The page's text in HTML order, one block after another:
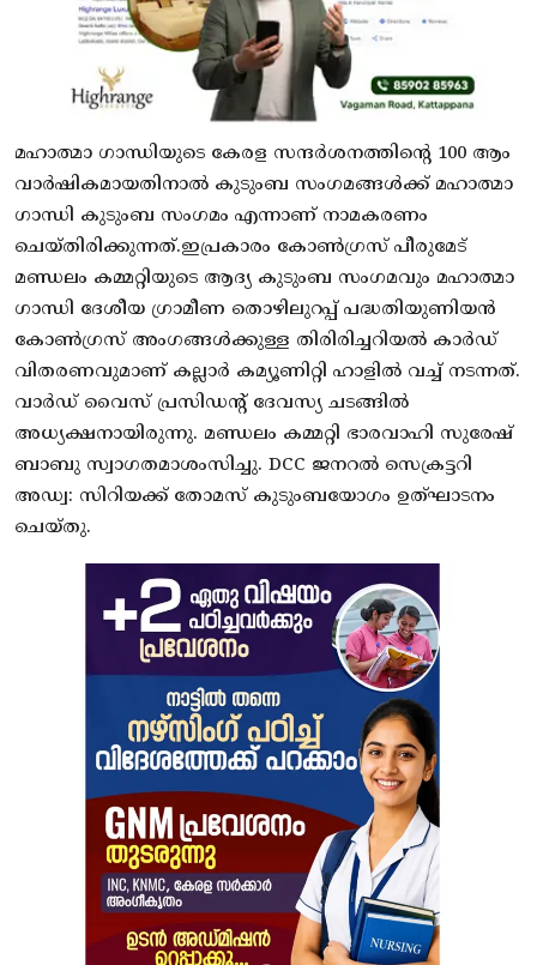
മഹാത്മാ ഗാന്ധിയുടെ കേരള സന്ദർശനത്തിന്റെ 100 ആം
വാർഷികമായതിനാൽ കുടുംബ സംഗമങ്ങൾക്ക് മഹാത്മാ
ഗാന്ധി കുടുംബ സംഗമം എന്നാണ് നാമകരണം
ചെയ്തിരിക്കുന്നത്.ഇപ്രകാരം കോൺഗ്രസ് പീരുമേട്
മണ്ഡലം കമ്മറ്റിയുടെ ആദ്യ കുടുംബ സംഗമവും മഹാത്മാ
ഗാന്ധി ദേശീയ ഗ്രാമീണ തൊഴിലുറപ്പ് പദ്ധതിയുണിയൻ
കോൺഗ്രസ് അംഗങ്ങൾക്കുള്ള തിരിരിച്ചറിയൽ കാർഡ്
വിതരണവുമാണ് കല്ലാർ കമ്യൂണിറ്റി ഹാളിൽ വച്ച് നടന്നത്.
വാർഡ് വൈസ് പ്രസിഡന്റ് ദേവസ്യ ചടങ്ങിൽ
അധ്യക്ഷനായിരുന്നു. മണ്ഡലം കമ്മറ്റി ഭാരവാഹി സുരേഷ്
ബാബു സ്വാഗതമാശംസിച്ചു. DCC ജനറൽ സെക്രട്ടറി
അഡ്വ: സിറിയക്ക് തോമസ് കുടുംബയോഗം ഉത്ഘാടനം
ചെയ്തു.